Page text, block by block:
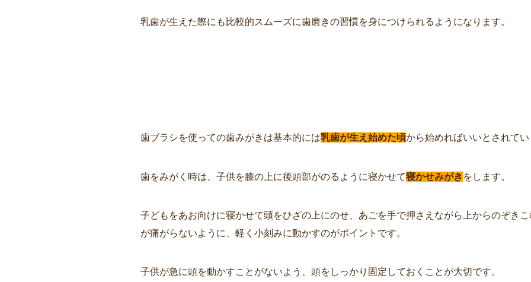
乳歯が生えた際にも比較的スムーズに歯磨きの習慣を身につけられるようになります。
歯ブラシを使っての歯みがきは基本的には乳歯が生え始めた頃から始めればいいとされてい
歯をみがく時は、子供を膝の上に後頭部がのるように寝かせて寝かせみがき をします。
子どもをあお向けに寝かせて頭をひざの上にのせ、あごを手で押さえながら上からのぞき
が痛がらないように、軽く小刻みに動かすのがポイントです。
子供が急に頭を動かすことがないよう、頭をしっかり固定しておくことが大切です。